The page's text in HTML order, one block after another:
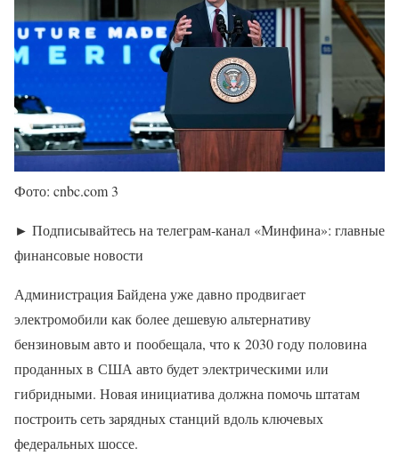
Фото: cnbc.com 3
► Подписывайтесь на телеграм-канал «Минфина»: главные
финансовые новости
Администрация Байдена уже давно продвигает
электромобили как более дешевую альтернативу
бензиновым авто и пообещала, что к 2030 году половина
проданных в США авто будет электрическими или
гибридными. Новая инициатива должна помочь штатам
построить сеть зарядных станций вдоль ключевых
федеральных шоссе.